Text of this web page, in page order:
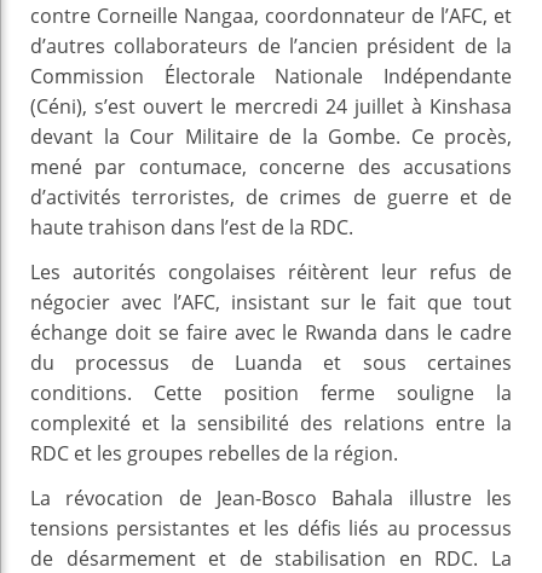
contre Corneille Nangaa, coordonnateur de l’AFC, et
d’autres collaborateurs de l’ancien président de la
Commission Électorale Nationale Indépendante
(Céni), s’est ouvert le mercredi 24 juillet à Kinshasa
devant la Cour Militaire de la Gombe. Ce procès,
mené par contumace, concerne des accusations
d’activités terroristes, de crimes de guerre et de
haute trahison dans l’est de la RDC.
Les autorités congolaises réitèrent leur refus de
négocier avec l’AFC, insistant sur le fait que tout
échange doit se faire avec le Rwanda dans le cadre
du processus de Luanda et sous certaines
conditions. Cette position ferme souligne la
complexité et la sensibilité des relations entre la
RDC et les groupes rebelles de la région.
La révocation de Jean-Bosco Bahala illustre les
tensions persistantes et les défis liés au processus
de désarmement et de stabilisation en RDC. La